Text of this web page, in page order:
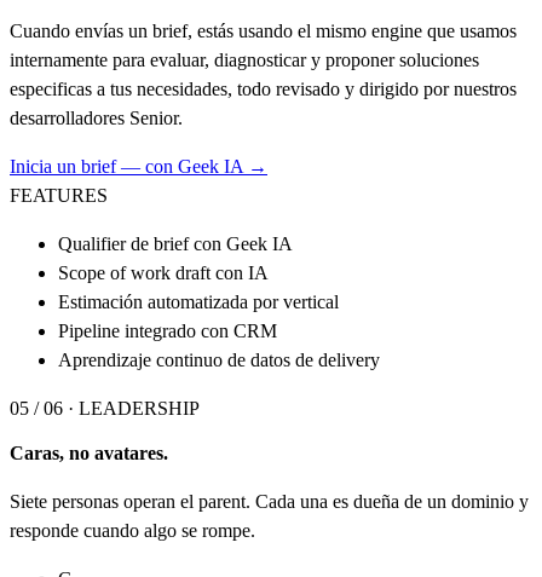
Cuando envías un brief, estás usando el mismo engine que usamos
internamente para evaluar, diagnosticar y proponer soluciones
especificas a tus necesidades, todo revisado y dirigido por nuestros
desarrolladores Senior.
Inicia un brief — con Geek IA →
FEATURES
Qualifier de brief con Geek IA
Scope of work draft con IA
Estimación automatizada por vertical
Pipeline integrado con CRM
Aprendizaje continuo de datos de delivery
05 / 06 · LEADERSHIP
Caras, no avatares.
Siete personas operan el parent. Cada una es dueña de un dominio y
responde cuando algo se rompe.